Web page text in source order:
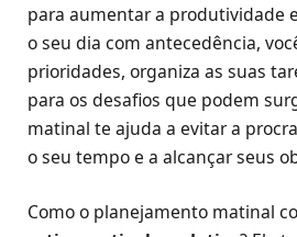
para aumentar a produtividade
o seu dia com antecedência,
prioridades, organiza as suas
para os desafios que podem
matinal te ajuda a evitar a
o seu tempo e a alcançar seus
Como o planejamento matinal